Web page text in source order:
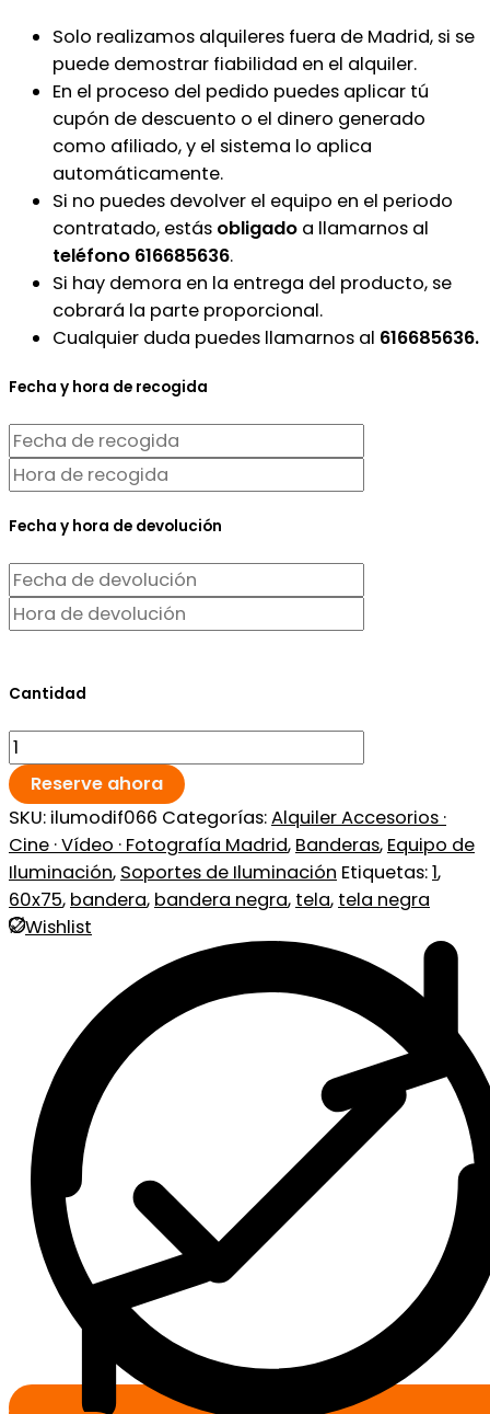
Solo realizamos alquileres fuera de Madrid, si se
puede demostrar fiabilidad en el alquiler.
En el proceso del pedido puedes aplicar tú
cupón de descuento o el dinero generado
como afiliado, y el sistema lo aplica
automáticamente.
Si no puedes devolver el equipo en el periodo
contratado, estás obligado a llamarnos al
teléfono 616685636.
Si hay demora en la entrega del producto, se
cobrará la parte proporcional.
Cualquier duda puedes llamarnos al 616685636.
Fecha y hora de recogida
Fecha y hora de devolución
Cantidad
Reserve ahora
SKU: ilumodif066 Categorías:Alquiler Accesorios ·
Cine · Vídeo · Fotografía Madrid, Banderas, Equipo de
Iluminación, Soportes de Iluminación Etiquetas:1,
60x75, bandera, bandera negra, tela, tela negra
Wishlist